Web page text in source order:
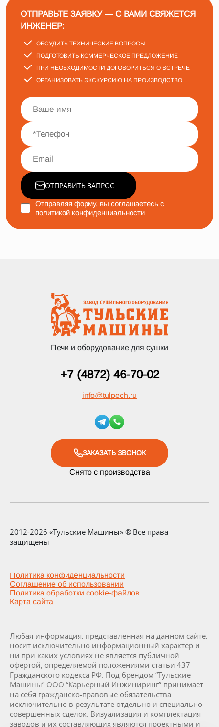
ОТПРАВЬТЕ ЗАЯВКУ — С ВАМИ СВЯЖЕТСЯ
ИНЖЕНЕР:
ОБСУДИТЬ ТЕХНИЧЕСКИЕ ВОПРОСЫ
ПОДГОТОВИТЬ КОММЕРЧЕСКОЕ ПРЕДЛОЖЕНИЕ
ПРИ НЕОБХОДИМОСТИ ДОГОВОРИТЬСЯ О ВСТРЕЧЕ
ОРГАНИЗОВАТЬ ЭКСКУРСИЮ НА ПРОИЗВОДСТВО
ОТПРАВИТЬ ЗАПРОС
Отправляя форму, вы соглашаетесь с
политикой конфиденциальности
Печи и оборудование для сушки
+7 (4872) 46-70-02
info@tulpech.ru
ЗАКАЗАТЬ ЗВОНОК
Снято с производства
2012-2026 «Тульские Машины» ® Все права
защищены
Политика конфиденциальности
Соглашение об использовании
Политика обработки cookie-файлов
Карта сайта
Любая информация, представленная на данном сайте,
носит исключительно информационный характер и
ни при каких условиях не является публичной
офертой, определяемой положениями статьи 437
Гражданского кодекса РФ. Под брендом “Тульские
Машины” ООО “Карьерный Инжиниринг” принимает
на себя гражданско-правовые обязательства
исключительно в результате отдельно и специально
совершенных сделок. Визуализация и комплектация
заводов и их составляющих являются проектными и